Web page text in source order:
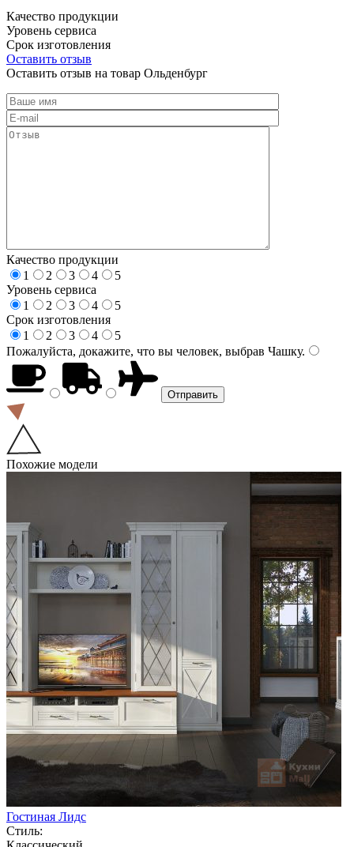
Качество продукции
Уровень сервиса
Срок изготовления
Оставить отзыв
Оставить отзыв на товар Ольденбург
Качество продукции
1
2 3 4
5
Уровень сервиса
1
2 3 4
5
Срок изготовления
1
2 3 4
5
Пожалуйста, докажите, что вы человек, выбрав Чашку.
Похожие модели
Гостиная Лидс
Стиль: